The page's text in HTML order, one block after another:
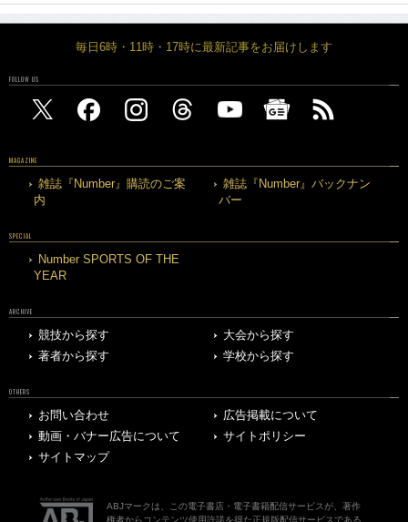
毎日6時・11時・17時に最新記事をお届けします
FOLLOW US
MAGAZINE
雑誌『Number』購読のご案
内
雑誌『Number』バックナン
バー
SPECIAL
Number SPORTS OF THE
YEAR
ARCHIVE
競技から探す
大会から探す
著者から探す
学校から探す
OTHERS
お問い合わせ
広告掲載について
動画・バナー広告について
サイトポリシー
サイトマップ
ABJマークは、この電子書店・電子書籍配信サービスが、著作
権者からコンテンツ使用許諾を得た正規版配信サービスである